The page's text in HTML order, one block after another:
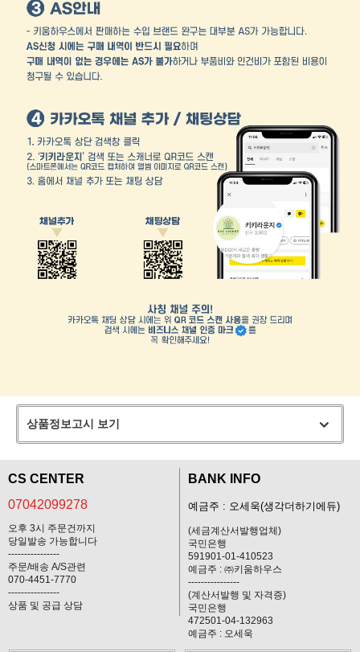
상품정보고시 보기
CS CENTER
07042099278
오후 3시 주문건까지
당일발송 가능합니다
----------------
주문/배송 A/S관련
070-4451-7770
----------------
상품 및 공급 상담
BANK INFO
예금주 : 오세욱(생각더하기에듀)
(세금계산서발행업체)
국민은행
591901-01-410523
예금주 : ㈜키움하우스
----------------
(계산서발행 및 자격증)
국민은행
472501-04-132963
예금주 : 오세욱